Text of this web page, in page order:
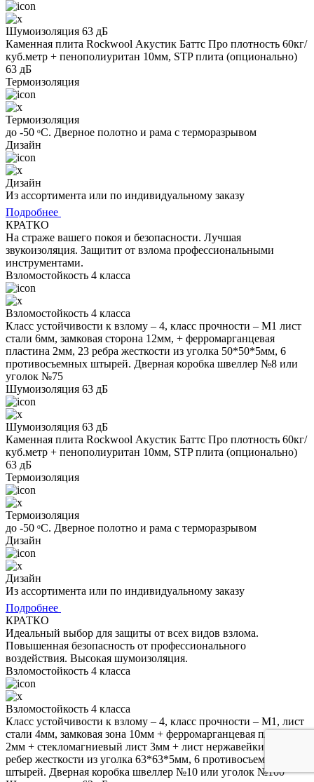
Шумоизоляция 63 дБ
Каменная плита Rockwool Акустик Баттс Про плотность 60кг/
куб.метр + пенополиуритан 10мм, STP плита (опционально)
63 дБ
Термоизоляция
Термоизоляция
до -50 ᵒС. Дверное полотно и рама с терморазрывом
Дизайн
Дизайн
Из ассортимента или по индивидуальному заказу
Подробнее
КРАТКО
На страже вашего покоя и безопасности. Лучшая
звукоизоляция. Защитит от взлома профессиональными
инструментами.
Взломостойкость 4 класса
Взломостойкость 4 класса
Класс устойчивости к взлому – 4, класс прочности – М1 лист
стали 6мм, замковая сторона 12мм, + ферромарганцевая
пластина 2мм, 23 ребра жесткости из уголка 50*50*5мм, 6
противосъемных штырей. Дверная коробка швеллер №8 или
уголок №75
Шумоизоляция 63 дБ
Шумоизоляция 63 дБ
Каменная плита Rockwool Акустик Баттс Про плотность 60кг/
куб.метр + пенополиуритан 10мм, STP плита (опционально)
63 дБ
Термоизоляция
Термоизоляция
до -50 ᵒС. Дверное полотно и рама с терморазрывом
Дизайн
Дизайн
Из ассортимента или по индивидуальному заказу
Подробнее
КРАТКО
Идеальный выбор для защиты от всех видов взлома.
Повышенная безопасность от профессионального
воздействия. Высокая шумоизоляция.
Взломостойкость 4 класса
Взломостойкость 4 класса
Класс устойчивости к взлому – 4, класс прочности – М1, лист
стали 4мм, замковая зона 10мм + ферромарганцевая пластина
2мм + стекломагниевый лист 3мм + лист нержавейки 3мм, 13
ребер жесткости из уголка 63*63*5мм, 6 противосъемных
штырей. Дверная коробка швеллер №10 или уголок №100